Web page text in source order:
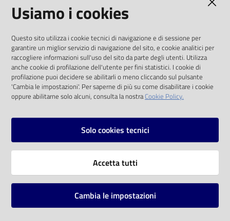
Catalogo
on line
Eventi
Chiedi al
bibliotecario
solo alle condizioni previste dalla direttiva
comunitaria 2003/98/CE e dal d.lgs. 36/2006
SOCIAL
Instagram
Vai alla pagina
Mappa del sito
Usiamo i cookies
Questo sito utilizza i cookie tecnici di navigazione e di sessione per
garantire un miglior servizio di navigazione del sito, e cookie analitici per
raccogliere informazioni sull'uso del sito da parte degli utenti. Utilizza
anche cookie di profilazione dell'utente per fini statistici. I cookie di
profilazione puoi decidere se abilitarli o meno cliccando sul pulsante
'Cambia le impostazioni'. Per saperne di più su come disabilitare i cookie
oppure abilitarne solo alcuni, consulta la nostraCookie Policy.
Solo cookies tecnici
Accetta tutti
Cambia le impostazioni